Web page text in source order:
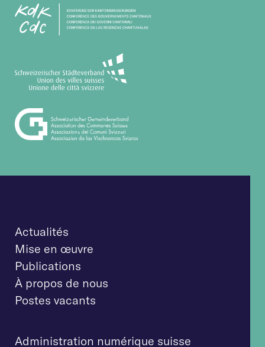
Actualités
Mise en œuvre
Publications
À propos de nous
Postes vacants
Administration numérique suisse